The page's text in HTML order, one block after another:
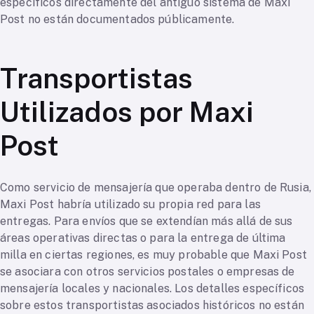
Post no están documentados públicamente.
Transportistas
Utilizados por Maxi
Post
Como servicio de mensajería que operaba dentro de Rusia,
Maxi Post habría utilizado su propia red para las
entregas. Para envíos que se extendían más allá de sus
áreas operativas directas o para la entrega de última
milla en ciertas regiones, es muy probable que Maxi Post
se asociara con otros servicios postales o empresas de
mensajería locales y nacionales. Los detalles específicos
sobre estos transportistas asociados históricos no están